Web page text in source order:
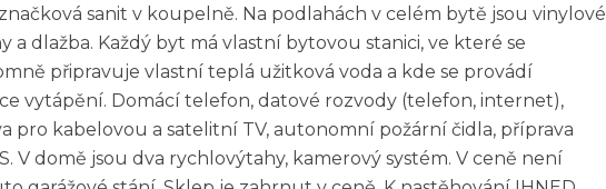
sanit v koupelně. Na podlahách v celém bytě jsou vinylové
a dlažba. Každý byt má vlastní bytovou stanici, ve které se
připravuje vlastní teplá užitková voda a kde se provádí
vytápění. Domácí telefon, datové rozvody (telefon, internet),
pro kabelovou a satelitní TV, autonomní požární čidla, příprava
V domě jsou dva rychlovýtahy, kamerový systém. V ceně není